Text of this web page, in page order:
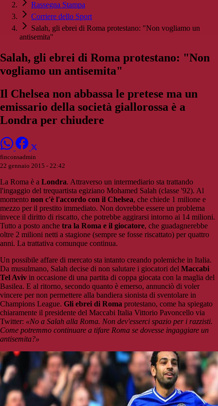
Rassegna Stampa
Corriere dello Sport
Salah, gli ebrei di Roma protestano: "Non vogliamo un
antisemita"
Salah, gli ebrei di Roma protestano: "Non
vogliamo un antisemita"
Il Chelsea non abbassa le pretese ma un
emissario della società giallorossa è a
Londra per chiudere
finconsadmin
22 gennaio 2015 - 22:42
La Roma è a Londra. Attraverso un intermediario sta trattando
l'ingaggio del trequartista egiziano Mohamed Salah (classe '92). Al
momento non c'è l'accordo con il Chelsea, che chiede 1 milione e
mezzo per il prestito immediato. Non dovrebbe essere un problema
invece il diritto di riscatto, che potrebbe aggirarsi intorno ai 14 milioni.
Tutto a posto anche tra la Roma e il giocatore, che guadagnerebbe
oltre 2 milioni netti a stagione (sempre se fosse riscattato) per quattro
anni. La trattativa comunque continua.
Un possibile affare di mercato sta intanto creando polemiche in Italia.
Da musulmano, Salah decise di non salutare i giocatori del Maccabi
Tel Aviv in occasione di una partita di coppa giocata con la maglia del
Basilea. E al ritorno, secondo quanto è emerso, annunciò di voler
vincere per non permettere alla bandiera sionista di sventolare in
Champions League. Gli ebrei di Roma protestano, come ha spiegato
chiaramente il presidente del Maccabi Italia Vittorio Pavoncello via
Twitter: «No a Salah alla Roma. Non dev'esserci spazio per i razzisti.
Come potremmo continuare a tifare Roma se dovesse ingaggiare un
antisemita?»